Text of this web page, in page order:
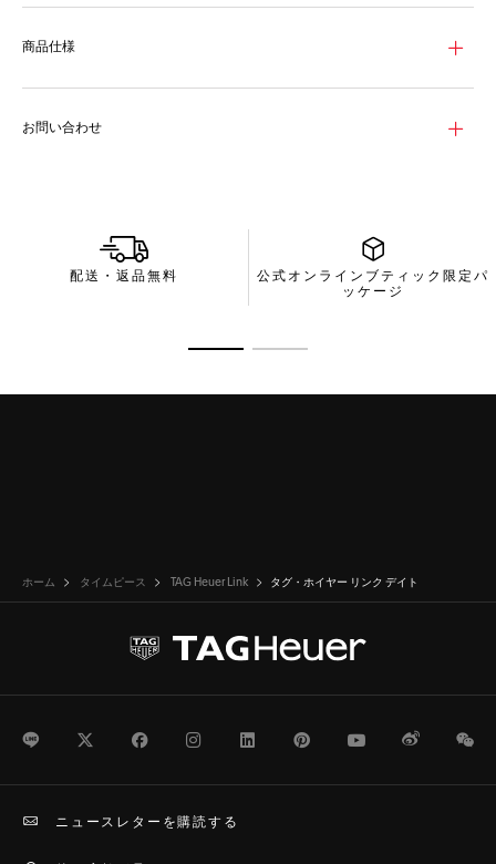
商品仕様
お問い合わせ
配送・返品無料
公式オンラインブティック限定パ
ッケージ
ホーム タイムピース TAG Heuer Link タグ・ホイヤー リンク デイト
TwitterFacebookInstagramLinkedInPinterestYoutubeWeibo
ニュースレターを購読する